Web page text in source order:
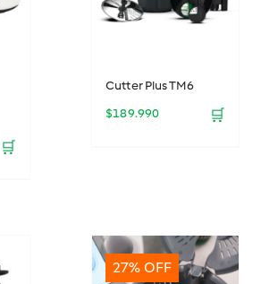
🛒
Cutter Plus TM6
$189.990 🛒
27% OFF